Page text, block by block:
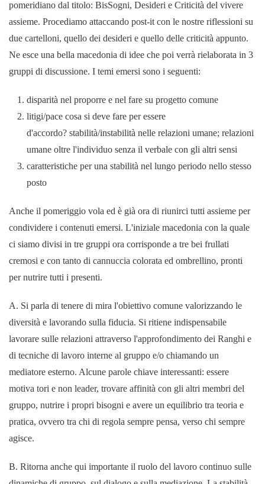
pomeridiano dal titolo: BisSogni, Desideri e Criticità del vivere
assieme. Procediamo attaccando post-it con le nostre riflessioni su
due cartelloni, quello dei desideri e quello delle criticità appunto.
Ne esce una bella macedonia di idee che poi verrà rielaborata in 3
gruppi di discussione. I temi emersi sono i seguenti:
disparità nel proporre e nel fare su progetto comune
litigi/pace cosa si deve fare per essere
d'accordo? stabilità/instabilità nelle relazioni umane; relazioni
umane oltre l'individuo senza il verbale con gli altri sensi
caratteristiche per una stabilità nel lungo periodo nello stesso
posto
Anche il pomeriggio vola ed è già ora di riunirci tutti assieme per
condividere i contenuti emersi. L'iniziale macedonia con la quale
ci siamo divisi in tre gruppi ora corrisponde a tre bei frullati
cremosi e con tanto di cannuccia colorata ed ombrellino, pronti
per nutrire tutti i presenti.
A. Si parla di tenere di mira l'obiettivo comune valorizzando le
diversità e lavorando sulla fiducia. Si ritiene indispensabile
lavorare sulle relazioni attraverso l'approfondimento dei Ranghi e
di tecniche di lavoro interne al gruppo e/o chiamando un
mediatore esterno. Alcune parole chiave interessanti: essere
motiva tori e non leader, trovare affinità con gli altri membri del
gruppo, nutrire i propri bisogni e avere un equilibrio tra teoria e
pratica, ovvero tra chi di regola sempre pensa, verso chi sempre
agisce.
B. Ritorna anche qui importante il ruolo del lavoro continuo sulle